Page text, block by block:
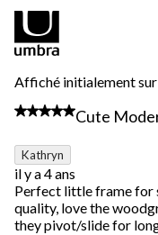
Affiché initialement
5 étoile(s) sur
Cute
Kathryn
il y a 4 ans
Perfect little frame for
quality, love the
they pivot/slide for